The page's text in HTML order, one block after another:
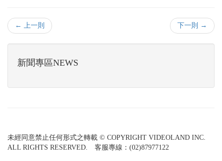
← 上一則 下一則 →
新聞專區NEWS
未經同意禁止任何形式之轉載 © COPYRIGHT VIDEOLAND INC.
ALL RIGHTS RESERVED. 客服專線：(02)87977122